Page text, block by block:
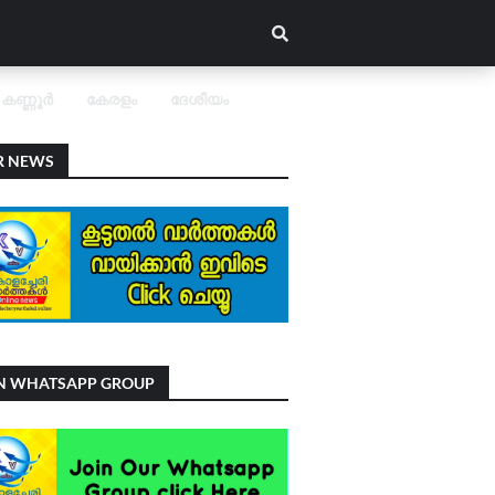
കണ്ണൂർ കേരളം ദേശീയം
NEWS
WHATSAPP GROUP